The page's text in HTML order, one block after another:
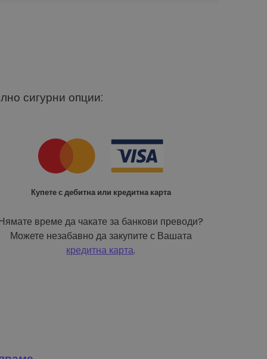
сигурни опции:
Купете с дебитна или кредитна карта
време да чакате за банкови преводи?
Можете незабавно да закупите с Вашата
кредитна карта.